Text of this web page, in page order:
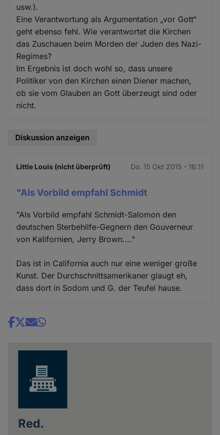
usw.).
Eine Verantwortung als Argumentation „vor Gott“
geht ebenso fehl. Wie verantwortet die Kirchen
das Zuschauen beim Morden der Juden des Nazi-
Regimes?
Im Ergebnis ist doch wohl so, dass unsere
Politiker von den Kirchen einen Diener machen,
ob sie vom Glauben an Gott überzeugt sind oder
nicht.
Diskussion anzeigen
Little Louis (nicht überprüft) Do. 15 Okt 2015 - 16:11
"Als Vorbild empfahl Schmidt
"Als Vorbild empfahl Schmidt-Salomon den
deutschen Sterbehilfe-Gegnern den Gouverneur
von Kalifornien, Jerry Brown...."
Das ist in California auch nur eine weniger große
Kunst. Der Durchschnittsamerikaner glaugt eh,
dass dort in Sodom und G. der Teufel hause.
Share
Red.